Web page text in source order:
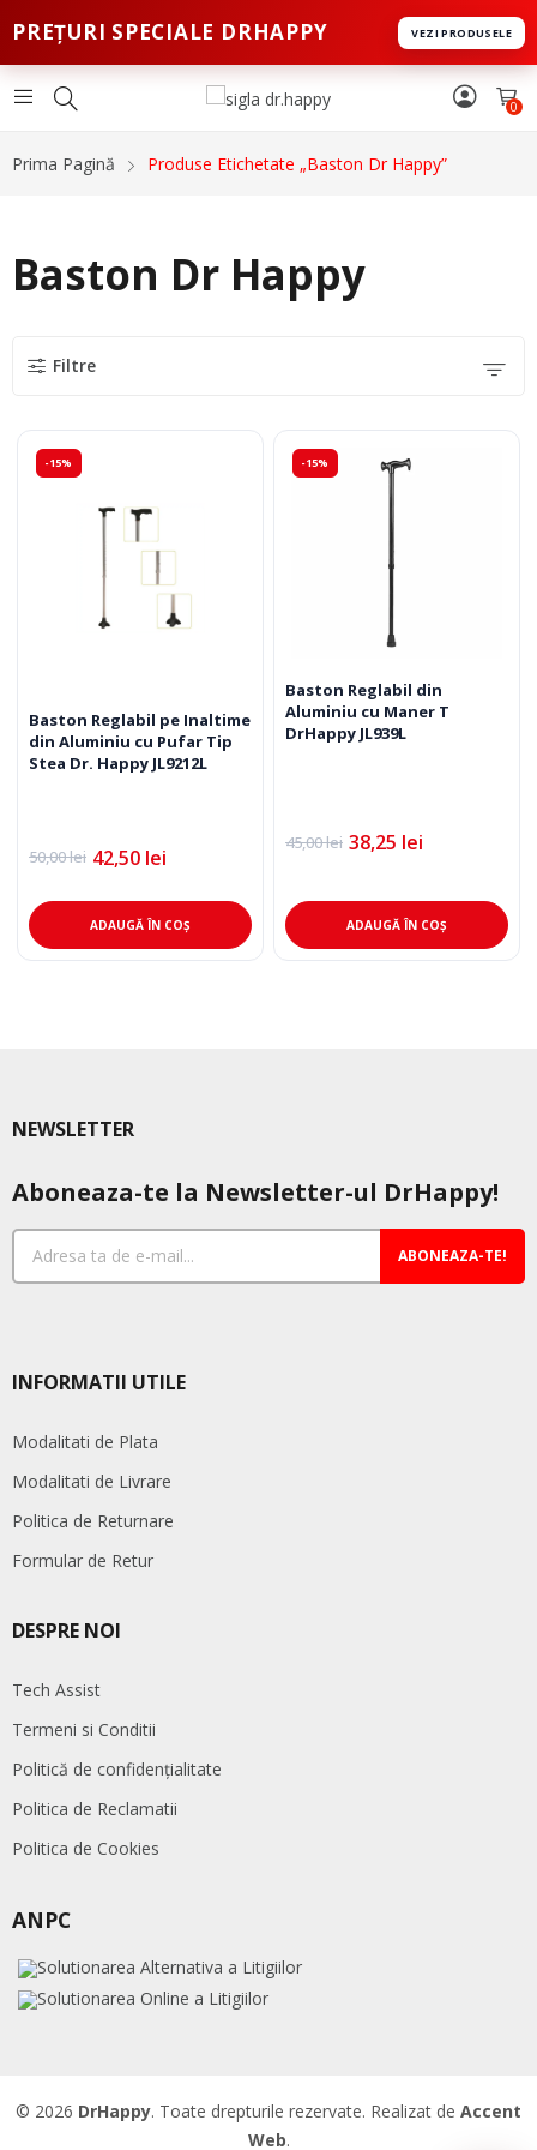
PREȚURI SPECIALE DRHAPPY VEZI PRODUSELE
0
Prima Pagină Produse Etichetate „Baston Dr Happy”
Baston Dr Happy
Filtre
-15%
Baston Reglabil pe Inaltime
din Aluminiu cu Pufar Tip
Stea Dr. Happy JL9212L
50,00lei
Prețul
a
fost:
50,00 lei.
42,50 lei
Prețul
este:
42,50 lei.ADAUGĂ ÎN COȘ
-15%
Baston Reglabil din
Aluminiu cu Maner T
DrHappy JL939L
45,00lei
Prețul
fost:
45,00 lei.
38,25 lei
Prețul
38,25 lei.
ADAUGĂ ÎN COȘ
NEWSLETTER
Aboneaza-te la Newsletter-ul DrHappy!
ABONEAZA-TE!
INFORMATII UTILE
Modalitati de Plata
Modalitati de Livrare
Politica de Returnare
Formular de Retur
DESPRE NOI
Tech Assist
Termeni si Conditii
Politică de confidențialitate
Politica de Reclamatii
Politica de Cookies
ANPC
© 2026 DrHappy. Toate drepturile rezervate. Realizat de Accent
Web.